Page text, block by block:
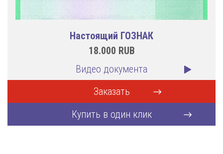
Настоящий ГОЗНАК
18.000 RUB
Видео документа
Заказать
Купить в один клик